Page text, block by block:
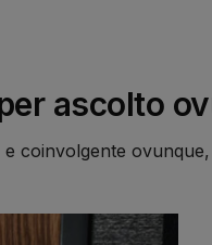
ascolto
coinvolgente ovunque,